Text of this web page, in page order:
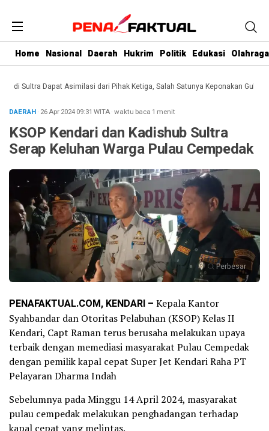
Home Nasional Daerah Hukrim Politik Edukasi Olahraga
Dapat Asimilasi dari Pihak Ketiga, Salah Satunya Keponakan Gubernur
DAERAH· 26 Apr 202409:31 WITA·waktu baca 1 menit
KSOP Kendari dan Kadishub Sultra
Serap Keluhan Warga Pulau Cempedak
Perbesar
PENAFAKTUAL.COM, KENDARI – Kepala Kantor
Syahbandar dan Otoritas Pelabuhan (KSOP) Kelas II
Kendari, Capt Raman terus berusaha melakukan upaya
terbaik dengan memediasi masyarakat Pulau Cempedak
dengan pemilik kapal cepat Super Jet Kendari Raha PT
Pelayaran Dharma Indah
Sebelumnya pada Minggu 14 April 2024, masyarakat
pulau cempedak melakukan penghadangan terhadap
kapal cepat yang melintas.